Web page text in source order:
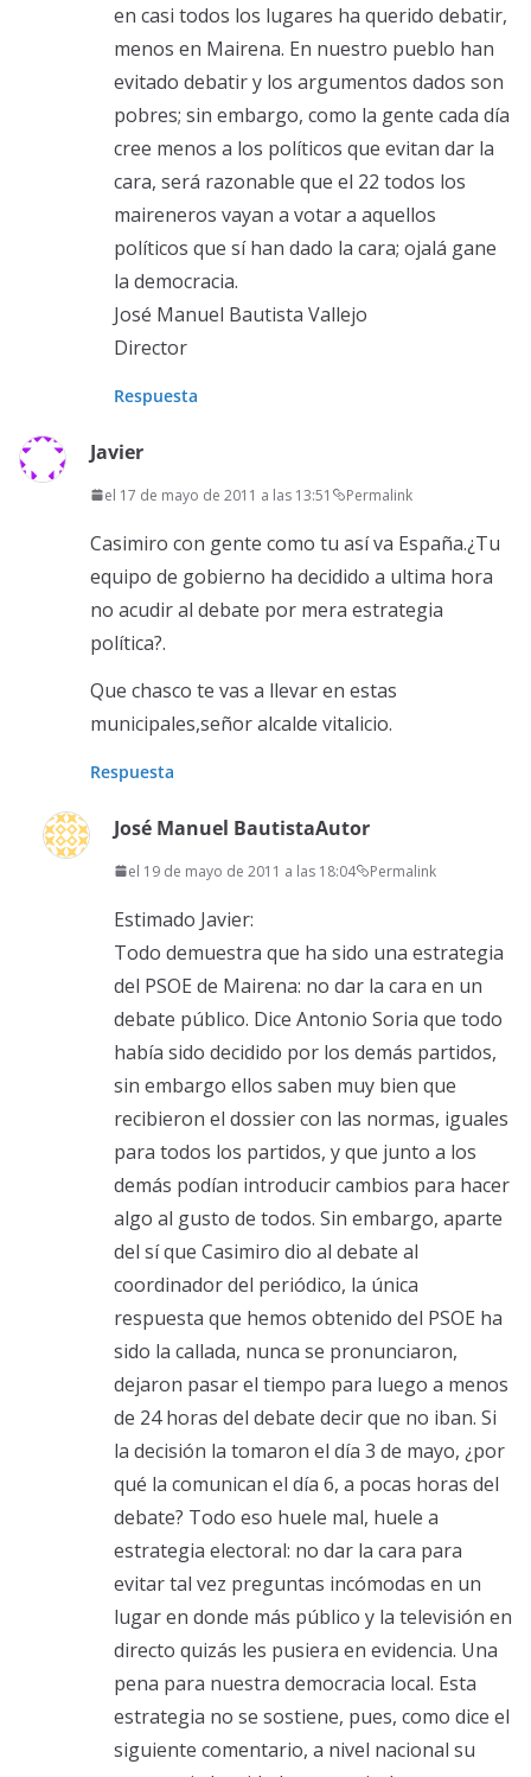
en casi todos los lugares ha querido debatir,
menos en Mairena. En nuestro pueblo han
evitado debatir y los argumentos dados son
pobres; sin embargo, como la gente cada día
cree menos a los políticos que evitan dar la
cara, será razonable que el 22 todos los
maireneros vayan a votar a aquellos
políticos que sí han dado la cara; ojalá gane
la democracia.
José Manuel Bautista Vallejo
Director
Respuesta
Javier
el 17 de mayo de 2011 a las 13:51 Permalink
Casimiro con gente como tu así va España.¿Tu
equipo de gobierno ha decidido a ultima hora
no acudir al debate por mera estrategia
política?.
Que chasco te vas a llevar en estas
municipales,señor alcalde vitalicio.
Respuesta
José Manuel BautistaAutor
el 19 de mayo de 2011 a las 18:04 Permalink
Estimado Javier:
Todo demuestra que ha sido una estrategia
del PSOE de Mairena: no dar la cara en un
debate público. Dice Antonio Soria que todo
había sido decidido por los demás partidos,
sin embargo ellos saben muy bien que
recibieron el dossier con las normas, iguales
para todos los partidos, y que junto a los
demás podían introducir cambios para hacer
algo al gusto de todos. Sin embargo, aparte
del sí que Casimiro dio al debate al
coordinador del periódico, la única
respuesta que hemos obtenido del PSOE ha
sido la callada, nunca se pronunciaron,
dejaron pasar el tiempo para luego a menos
de 24 horas del debate decir que no iban. Si
la decisión la tomaron el día 3 de mayo, ¿por
qué la comunican el día 6, a pocas horas del
debate? Todo eso huele mal, huele a
estrategia electoral: no dar la cara para
evitar tal vez preguntas incómodas en un
lugar en donde más público y la televisión en
directo quizás les pusiera en evidencia. Una
pena para nuestra democracia local. Esta
estrategia no se sostiene, pues, como dice el
siguiente comentario, a nivel nacional su